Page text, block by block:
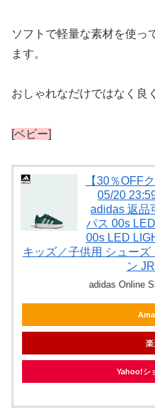
ソフトで軽量な素材を使っ
ます。
おしゃれなだけではなく良
[ベビー]
【30％OFF
05/20
adidas 返品
パス 00s
00s LED
キッズ／子供用 シュー
ン
adidas Online
楽
Yahoo!シ